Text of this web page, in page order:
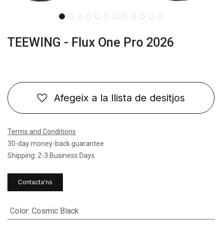
TEEWING - Flux One Pro 2026
Afegeix a la llista de desitjos
Terms and Conditions
30-day money-back guarantee
Shipping: 2-3 Business Days
Contacta'ns
Color: Cosmic Black